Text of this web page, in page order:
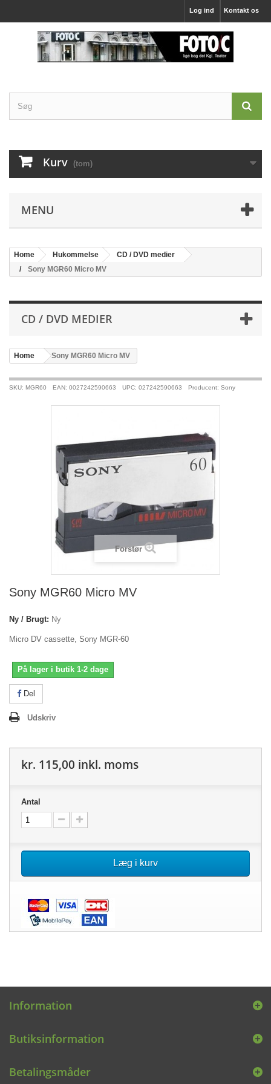
Kontakt os
Log ind
Kurv (tom)
MENU
Home Hukommelse
CD / DVD medier
Sony MGR60 Micro MV
CD / DVD MEDIER
Home >Sony MGR60 Micro MV
SKU: MGR60 EAN: 0027242590663 UPC: 027242590663 Producent: Sony
Forstør
Sony MGR60 Micro MV
Ny / Brugt: Ny
Micro DV cassette, Sony MGR-60
På lager i butik 1-2 dage
Del
Udskriv
kr. 115,00 inkl. moms
Antal
Læg i kurv
Information
Butiksinformation
Betalingsmåder